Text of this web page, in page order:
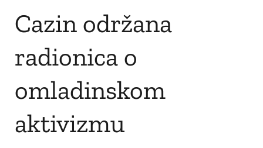
Cazin održana
radionica o
omladinskom
aktivizmu